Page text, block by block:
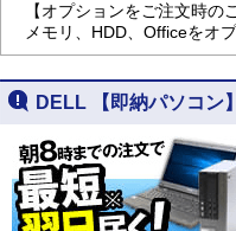
【オプションをご注文時の
メモリ、HDD、Officeをオ
DELL 【即納パソコ